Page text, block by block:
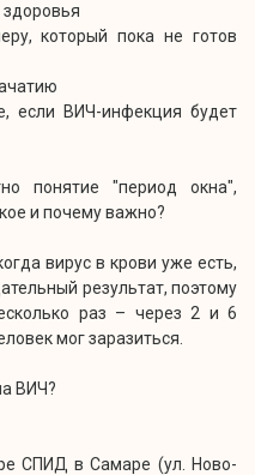
который пока не готов
если ВИЧ-инфекция будет
понятие "период окна",
и почему важно?
вирус в крови уже есть,
результат, поэтому
раз – через 2 и 6
мог заразиться.
ВИЧ?
СПИД в Самаре (ул. Ново-